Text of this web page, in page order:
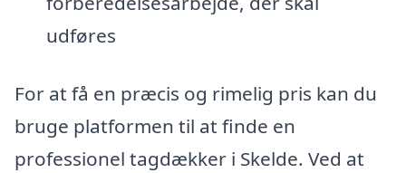
udføres
For at få en præcis og rimelig pris kan du
bruge platformen til at finde en
professionel tagdækker i Skelde. Ved at